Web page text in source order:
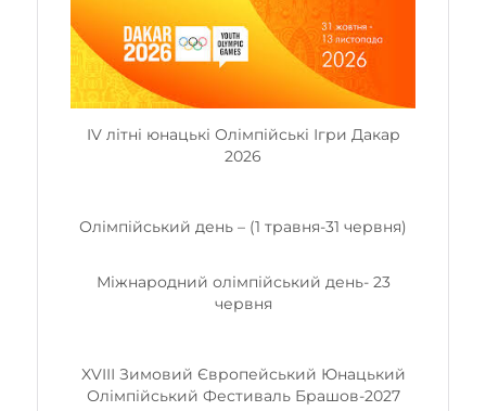
IV літні юнацькі Олімпійські Ігри Дакар
2026
Олімпійський день – (1 травня-31 червня)
Міжнародний олімпійський день- 23
червня
XVIIІ Зимовий Європейський Юнацький
Олімпійський Фестиваль Брашов-2027